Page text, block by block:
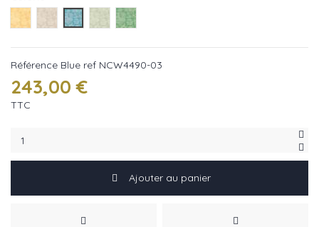
Ochre ref NCW4490-01
Linen ref NCW4490-02
Blue ref NCW4490-03
Eucalyptus ref NCW4490-04
Emerald ref NCW4490-05
Référence Blue ref NCW4490-03
243,00 €
TTC
Ajouter au panier